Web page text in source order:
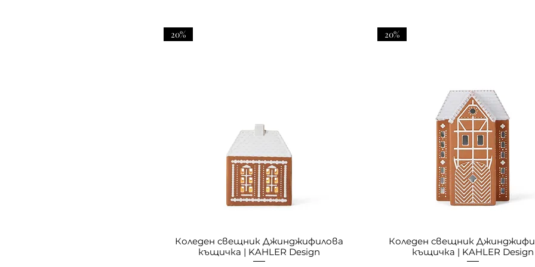
20%
Коледен свещник Джинджифилова
къщичка | KAHLER Design
20%
Коледен свещник
къщичка | KAHLER Design